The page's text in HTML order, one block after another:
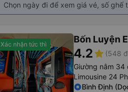
Chọn ngày đi để xem giá vé, số
Xác nhận tức thì Bốn Luyện
4.2star (548
Giường nằm 34
Limousine 24
Bình Định